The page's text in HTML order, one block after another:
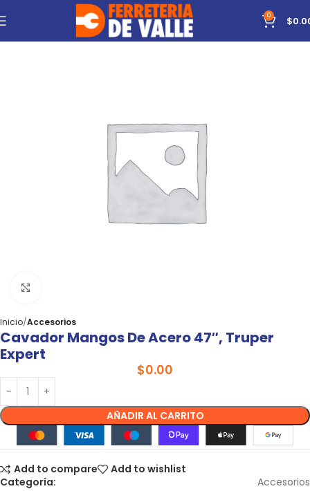
0 $
Inicio Accesorios
Cavador Mangos De Acero 47″, Truper
Expert
$0.00
AÑADIR AL CARRITO
Add to compare
Add to wishlist
Categoría:
Accesorios